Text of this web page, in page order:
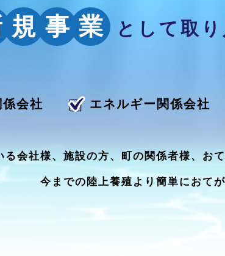
規 事 業 として取
会社 エネルギー関係会社
る会社様、施設の方、町の関係者様、お
今までの陸上養殖より簡単におて